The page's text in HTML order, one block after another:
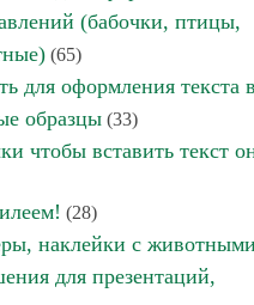
(бабочки, птицы,
(65)
для оформления текста
образцы (33)
чтобы вставить текст
(28)
наклейки с животными
для презентаций,